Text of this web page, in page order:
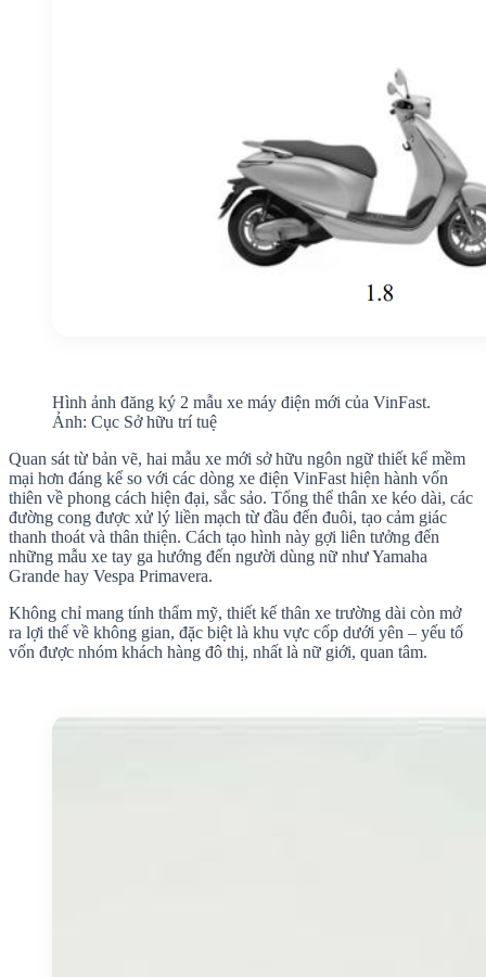
Hình ảnh đăng ký 2 mẫu xe máy điện mới của VinFast.
Ảnh: Cục Sở hữu trí tuệ
Quan sát từ bản vẽ, hai mẫu xe mới sở hữu ngôn ngữ thiết kế mềm
mại hơn đáng kể so với các dòng xe điện VinFast hiện hành vốn
thiên về phong cách hiện đại, sắc sảo. Tổng thể thân xe kéo dài, các
đường cong được xử lý liền mạch từ đầu đến đuôi, tạo cảm giác
thanh thoát và thân thiện. Cách tạo hình này gợi liên tưởng đến
những mẫu xe tay ga hướng đến người dùng nữ như Yamaha
Grande hay Vespa Primavera.
Không chỉ mang tính thẩm mỹ, thiết kế thân xe trường dài còn mở
ra lợi thế về không gian, đặc biệt là khu vực cốp dưới yên – yếu tố
vốn được nhóm khách hàng đô thị, nhất là nữ giới, quan tâm.